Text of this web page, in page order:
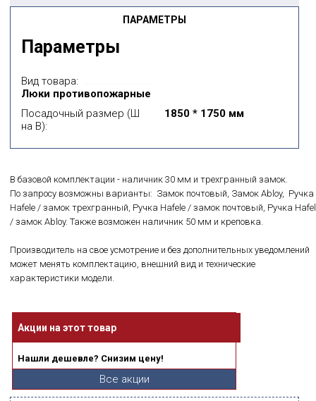
ПАРАМЕТРЫ
Параметры
Вид товара:
Люки противопожарные
Посадочный размер (Ш
на В):
1850 * 1750 мм
В базовой комплектации - наличник 30 мм и трехгранный замок.
По запросу возможны варианты: Замок почтовый, Замок Abloy, Ручка
Hafele / замок трехгранный, Ручка Hafele / замок почтовый, Ручка
/ замок Abloy. Также возможен наличник 50 мм и креповка.
Производитель на свое усмотрение и без дополнительных уведомлений
может менять комплектацию, внешний вид и технические
характеристики модели.
Акции на этот товар
Нашли дешевле? Снизим цену!
Все акции